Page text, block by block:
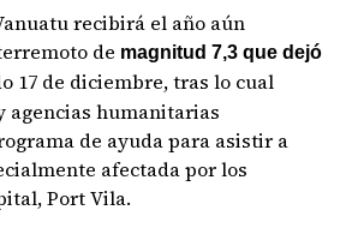
recibirá el año aún
de magnitud 7,3 que dejó
17 de diciembre, tras lo cual
agencias humanitarias
de ayuda para asistir a
afectada por los
Port Vila.